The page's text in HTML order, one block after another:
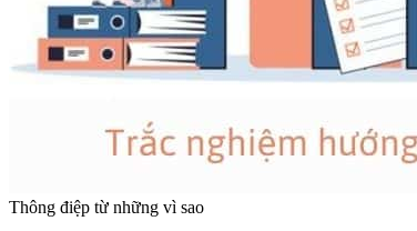
Thông điệp từ những vì sao